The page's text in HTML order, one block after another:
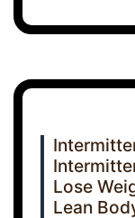
Lose
Lean